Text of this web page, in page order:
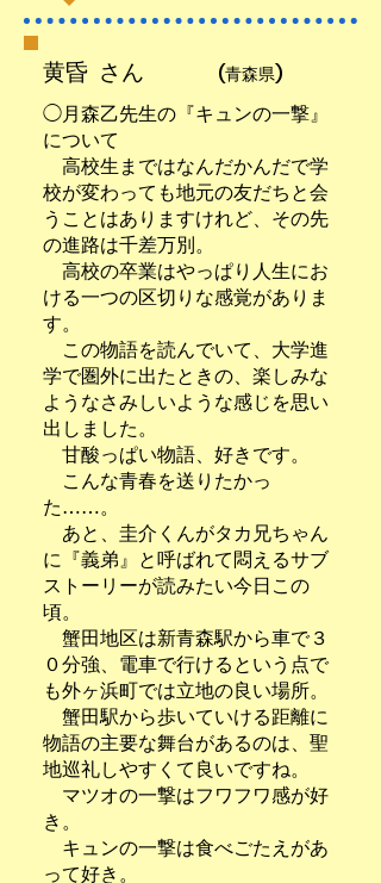
​黄昏 さん (青森県)
◯月森乙先生の『キュンの一撃』
について
高校生まではなんだかんだで学
校が変わっても地元の友だちと会
うことはありますけれど、その先
の進路は千差万別。
高校の卒業はやっぱり人生にお
ける一つの区切りな感覚がありま
す。
この物語を読んでいて、大学進
学で圏外に出たときの、楽しみな
ようなさみしいような感じを思い
出しました。
甘酸っぱい物語、好きです。
こんな青春を送りたかっ
た……。
あと、圭介くんがタカ兄ちゃん
に『義弟』と呼ばれて悶えるサブ
ストーリーが読みたい今日この
頃。
蟹田地区は新青森駅から車で３
０分強、電車で行けるという点で
も外ヶ浜町では立地の良い場所。
蟹田駅から歩いていける距離に
物語の主要な舞台があるのは、聖
地巡礼しやすくて良いですね。
マツオの一撃はフワフワ感が好
き。
キュンの一撃は食べごたえがあ
って好き。